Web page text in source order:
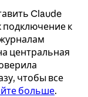
Claude
к
центральная
чтобы все
больше.